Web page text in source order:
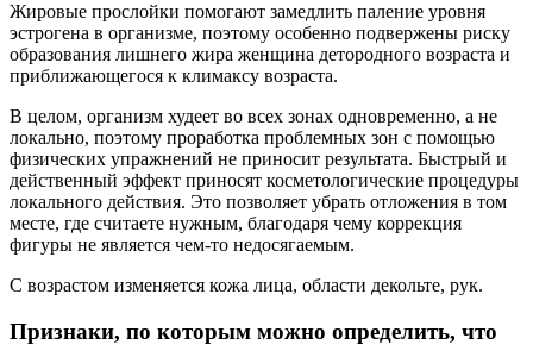
Жировые прослойки помогают замедлить паление уровня
эстрогена в организме, поэтому особенно подвержены риску
образования лишнего жира женщина детородного возраста и
приближающегося к климаксу возраста.
В целом, организм худеет во всех зонах одновременно, а не
локально, поэтому проработка проблемных зон с помощью
физических упражнений не приносит результата. Быстрый и
действенный эффект приносят косметологические процедуры
локального действия. Это позволяет убрать отложения в том
месте, где считаете нужным, благодаря чему коррекция
фигуры не является чем-то недосягаемым.
С возрастом изменяется кожа лица, области декольте, рук.
Признаки, по которым можно определить, что